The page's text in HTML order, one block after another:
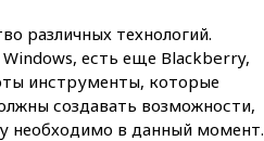
вчера, 19:45 ISU предоставил
нейтральный статус
фигуристкам Валиевой и
Трусовой
различных технологий.
есть еще Blackberry,
инструменты, которые
создавать возможности,
необходимо в данный момент.